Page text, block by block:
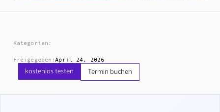
Kategorien:
Freigegeben:April 24, 2026
kostenlos testen Termin buchen